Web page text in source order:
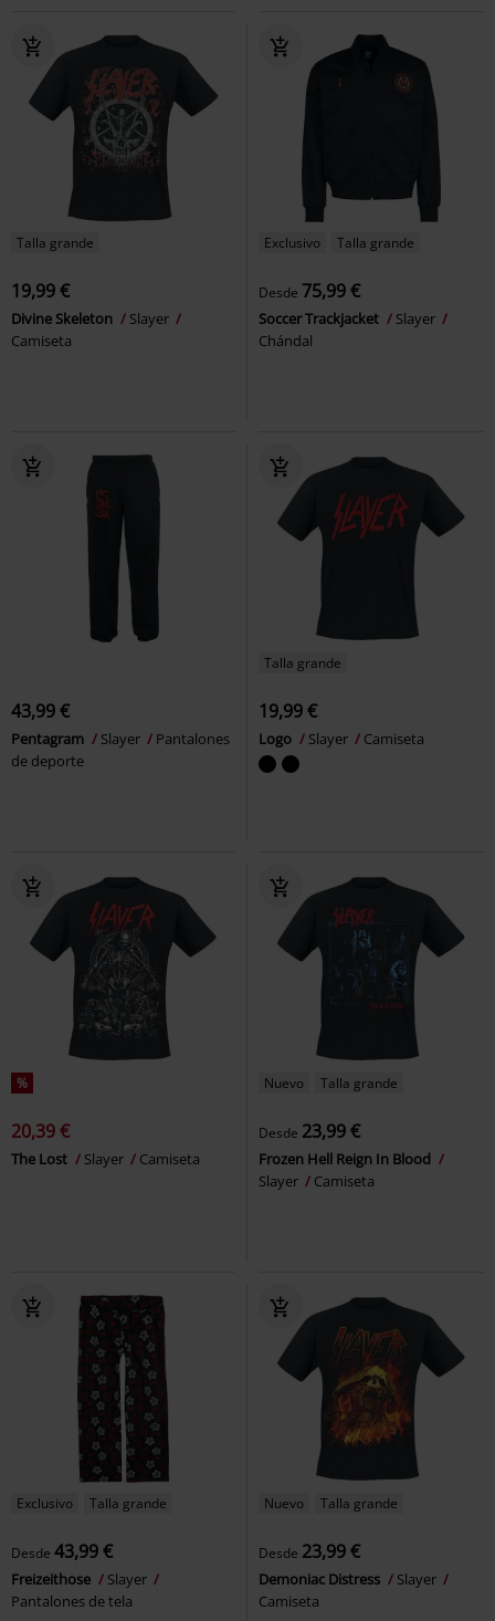
Talla grande
19,99 €
Divine Skeleton
Slayer
Camiseta
Exclusivo Talla grande
Desde 75,99 €
Soccer Trackjacket
Slayer
Chándal
43,99 €
Pentagram Slayer
Pantalones
de deporte
Talla grande
19,99 €
Logo Slayer Camiseta
%
20,39 €
The Lost Slayer Camiseta
Nuevo Talla grande
Desde 23,99 €
Frozen Hell Reign In Blood
Slayer
Camiseta
Exclusivo Talla grande
Desde 43,99 €
Freizeithose
Slayer
Pantalones de tela
Nuevo Talla grande
Desde 23,99 €
Demoniac Distress
Slayer
Camiseta